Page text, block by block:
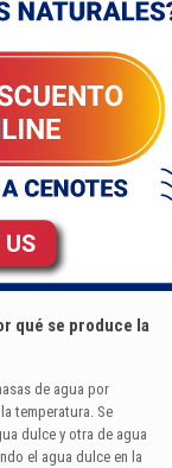
qué se produce la
de agua por
temperatura. Se
dulce y otra de agua
el agua dulce en la